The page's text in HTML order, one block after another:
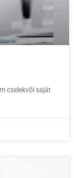
cselekvői saját